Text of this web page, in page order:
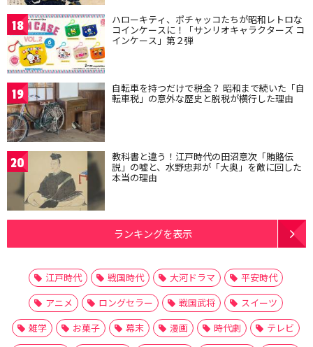
18 ハローキティ、ポチャッコたちが昭和レトロな
コインケースに！「サンリオキャラクターズ コ
インケース」第２弾
19 自転車を持つだけで税金？ 昭和まで続いた「自
転車税」の意外な歴史と脱税が横行した理由
20 教科書と違う！江戸時代の田沼意次「賄賂伝
説」の嘘と、水野忠邦が「大奥」を敵に回した
本当の理由
ランキングを表示
江戸時代 戦国時代 大河ドラマ
平安時代
アニメ
ロングセラー 戦国武将
スイーツ
雑学
お菓子 幕末 漫画 時代劇
テレビ